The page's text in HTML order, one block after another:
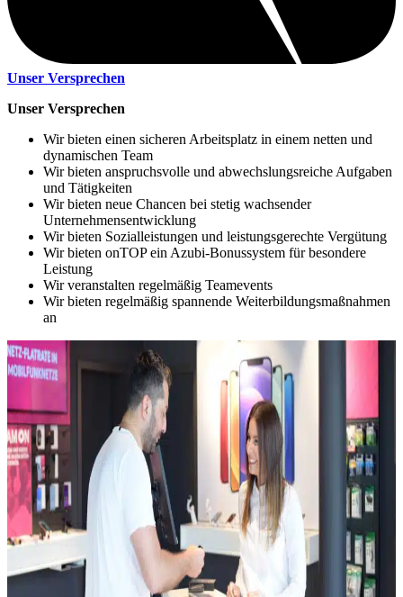
Unser Versprechen
Unser Versprechen
Wir bieten einen sicheren Arbeitsplatz in einem netten und
dynamischen Team
Wir bieten anspruchsvolle und abwechslungsreiche Aufgaben
und Tätigkeiten
Wir bieten neue Chancen bei stetig wachsender
Unternehmensentwicklung
Wir bieten Sozialleistungen und leistungsgerechte Vergütung
Wir bieten onTOP ein Azubi-Bonussystem für besondere
Leistung
Wir veranstalten regelmäßig Teamevents
Wir bieten regelmäßig spannende Weiterbildungsmaßnahmen
an